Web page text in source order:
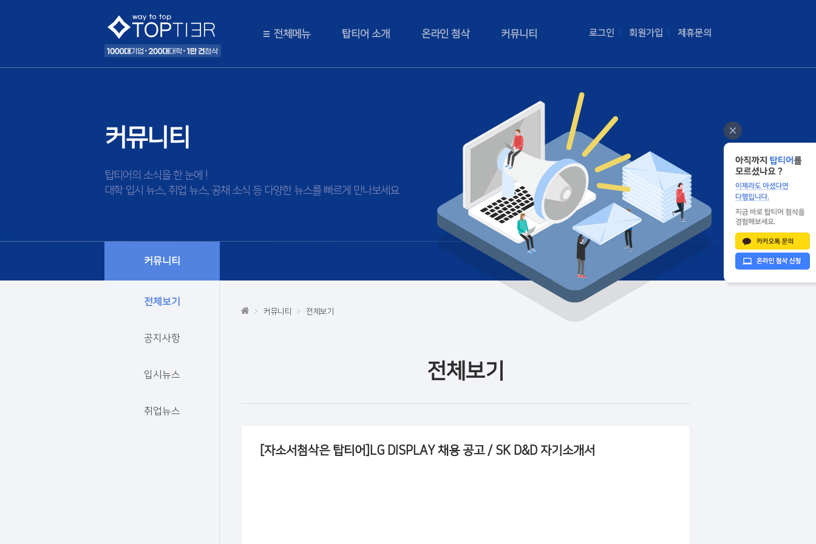
전체메뉴 탑티어 소개 온라인 첨삭 커뮤니티 로그인 회원가입 제휴문의
커뮤니티
탑티어의 소식을 한 눈에 !
대학 입시 뉴스, 취업 뉴스, 공채 소식 등 다양한 뉴스를 빠르게 만나보세요
커뮤니티
전체보기
공지사항
입시뉴스
취업뉴스
커뮤니티 전체보기
전체보기
[자소서첨삭은 탑티어]LG DISPLAY 채용 공고 / SK D&D 자기소개서